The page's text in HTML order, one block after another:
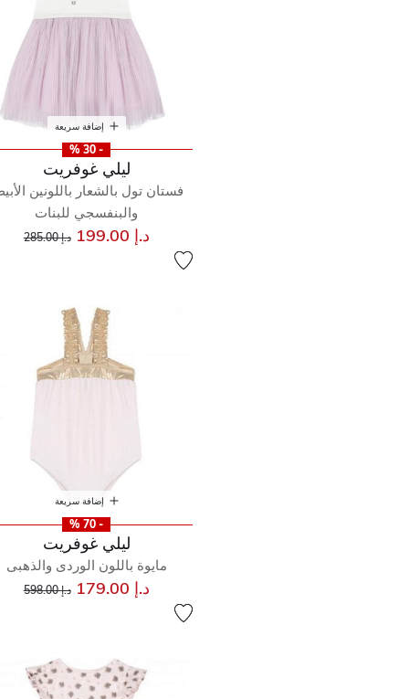
إضافة سريعة
- 30 %
ليلي غوفريت
فستان تول بالشعار باللونين
والبنفسجي للبنات
د.إ 199.00 سعر مخفض مند.إ 285.00 إلى
إضافة سريعة
- 70 %
ليلي غوفريت
مايوة باللون الوردى والذهبى
د.إ 179.00 سعر مخفض مند.إ 598.00